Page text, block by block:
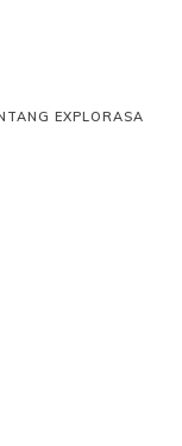
EXPLORASA